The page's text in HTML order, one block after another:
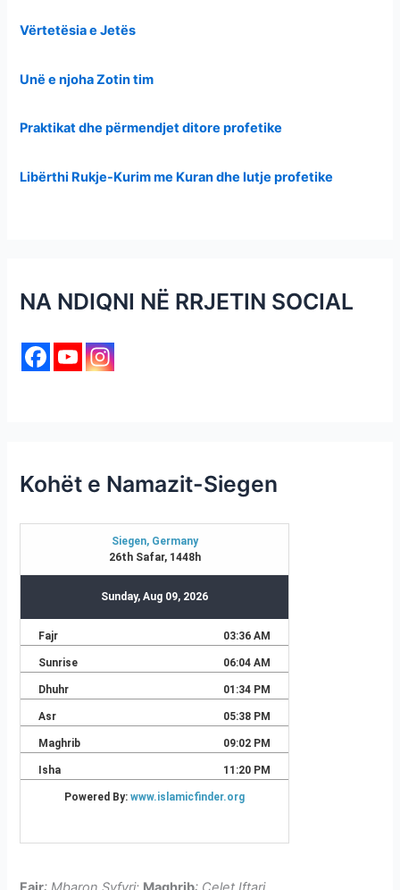
Vërtetësia e Jetës
Unë e njoha Zotin tim
Praktikat dhe përmendjet ditore profetike
Libërthi Rukje-Kurim me Kuran dhe lutje profetike
NA NDIQNI NË RRJETIN SOCIAL
Kohët e Namazit-Siegen